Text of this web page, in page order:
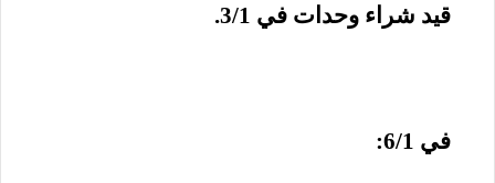
قيد شراء وحدات في 3/1.
في 6/1: